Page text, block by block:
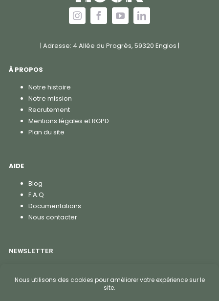
| Adresse: 4 Allée du Progrès, 59320 Englos |
À PROPOS
Notre histoire
Notre mission
Recrutement
Mentions légales et RGPD
Plan du site
AIDE
Blog
F.A.Q
Documentations
Nous contacter
NEWSLETTER